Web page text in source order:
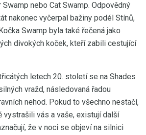
nebo Cat Swamp. Odpovědný
nakonec vyčerpal bažiny podél Stínů,
Swamp byla také řečená jako
divokých koček, kteří zabili cestující
letech 20. století se na Shades
vražd, následovaná řadou
nehod. Pokud to všechno nestačí,
vystrašili vás a vaše, existují další
že v noci se objeví na silnici